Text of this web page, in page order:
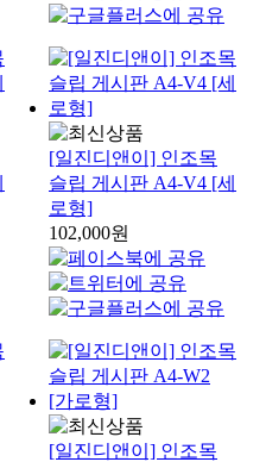
[일진디앤이] 인조목
슬립 게시판 A4-V4 [세
로형]
102,000원
[일진디앤이] 인조목